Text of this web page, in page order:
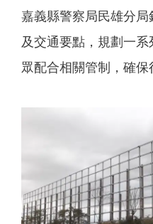
嘉義縣警察局民雄分
及交通要點，規劃一
眾配合相關管制，確保